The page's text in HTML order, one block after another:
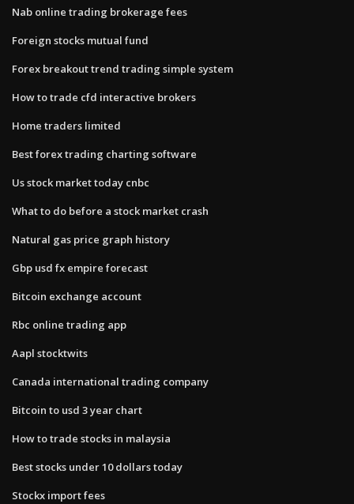
Nab online trading brokerage fees
Foreign stocks mutual fund
Forex breakout trend trading simple system
How to trade cfd interactive brokers
Home traders limited
Best forex trading charting software
Us stock market today cnbc
What to do before a stock market crash
Natural gas price graph history
Gbp usd fx empire forecast
Bitcoin exchange account
Rbc online trading app
Aapl stocktwits
Canada international trading company
Bitcoin to usd 3 year chart
How to trade stocks in malaysia
Best stocks under 10 dollars today
Stockx import fees